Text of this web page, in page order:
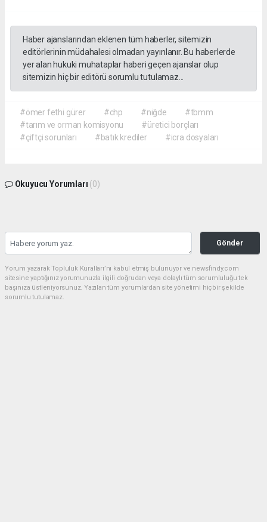
Haber ajanslarından eklenen tüm haberler, sitemizin
editörlerinin müdahalesi olmadan yayınlanır. Bu haberlerde
yer alan hukuki muhataplar haberi geçen ajanslar olup
sitemizin hiç bir editörü sorumlu tutulamaz...
#ömer fethi gürer #chp #niğde
#tbmm
#tarım ve orman komisyonu
#üretici borçları
#çiftçi sorunları
#batık krediler #icra dosyaları
Okuyucu Yorumları (0)
Gönder
Yorum yazarak Topluluk Kuralları’nı kabul etmiş bulunuyor ve newsfindy.com
sitesine yaptığınız yorumunuzla ilgili doğrudan veya dolaylı tüm sorumluluğu tek
başınıza üstleniyorsunuz. Yazılan tüm yorumlardan site yönetimi hiçbir şekilde
sorumlu tutulamaz.